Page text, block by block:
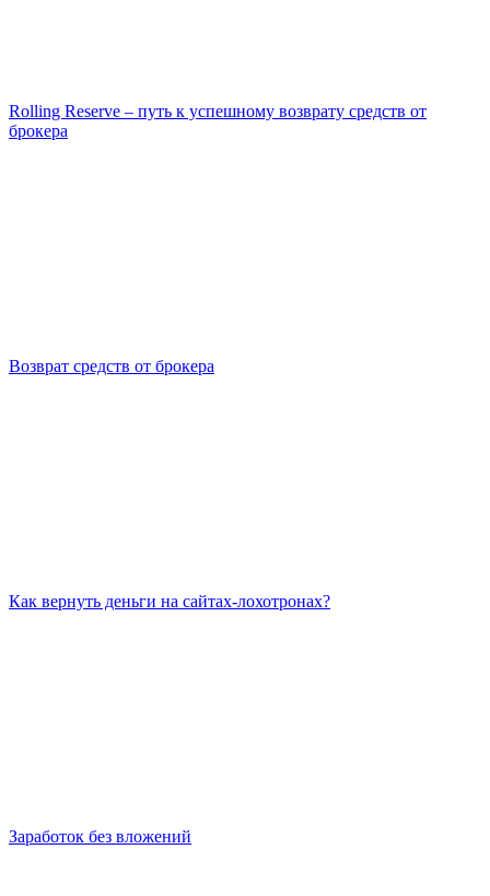
Rolling Reserve – путь к успешному возврату средств от
брокера
Возврат средств от брокера
Как вернуть деньги на сайтах-лохотронах?
Заработок без вложений